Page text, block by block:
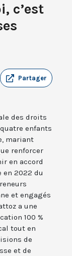
c’est
Partager
des droits
enfants
mariant
renforcer
en accord
en 2022 du
et engagés
a une
100 %
tout en
de
et de